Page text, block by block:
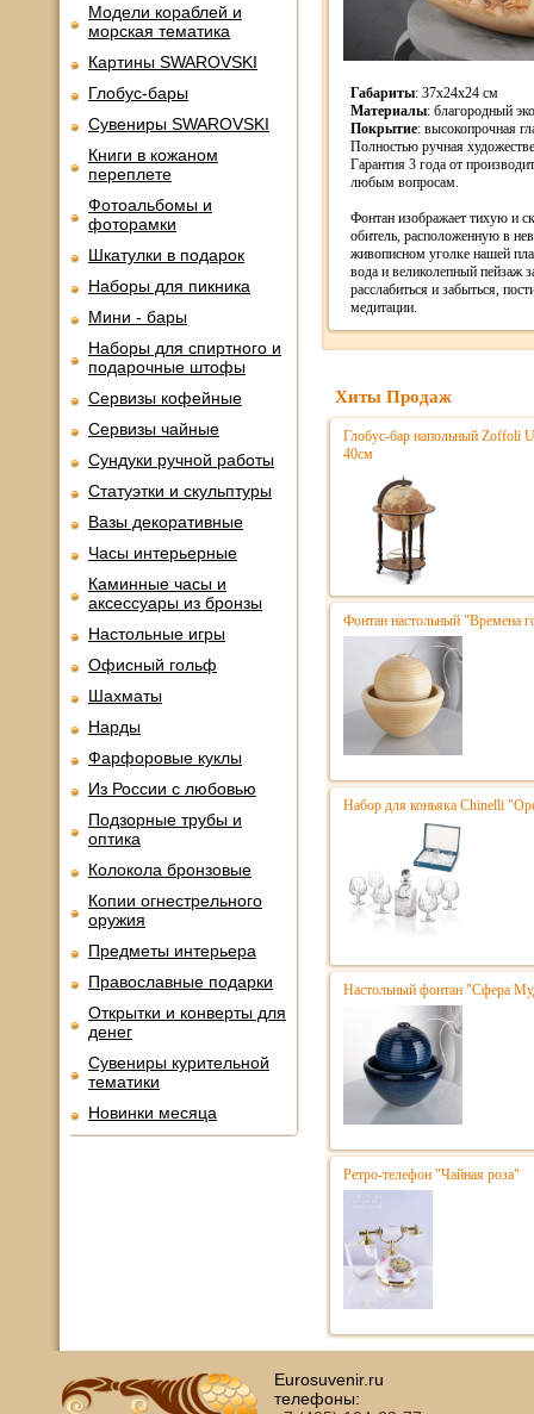
Модели кораблей и
морская тематика
Картины SWAROVSKI
Глобус-бары
Сувениры SWAROVSKI
Книги в кожаном
переплете
Фотоальбомы и
фоторамки
Шкатулки в подарок
Наборы для пикника
Мини - бары
Наборы для спиртного и
подарочные штофы
Сервизы кофейные
Сервизы чайные
Сундуки ручной работы
Статуэтки и скульптуры
Вазы декоративные
Часы интерьерные
Каминные часы и
аксессуары из бронзы
Настольные игры
Офисный гольф
Шахматы
Нарды
Фарфоровые куклы
Из России с любовью
Подзорные трубы и
оптика
Колокола бронзовые
Копии огнестрельного
оружия
Предметы интерьера
Православные подарки
Открытки и конверты для
денег
Сувениры курительной
тематики
Новинки месяца
Габариты: 37x24x24 см
Материалы: благородный
Покрытие: высокопрочная
Полностью ручная
Гарантия 3 года от
любым вопросам.
Фонтан изображает тихую и
обитель, расположенную в
живописном уголке нашей
вода и великолепный пейзаж
расслабиться и забыться,
медитации.
Хиты Продаж
Глобус-бар напольный Zoffoli
40см
Фонтан настольный "Времена
Набор для коньяка Chinelli
Настольный фонтан "Сфера
Ретро-телефон "Чайная роза"
Eurosuvenir.ru
телефоны: